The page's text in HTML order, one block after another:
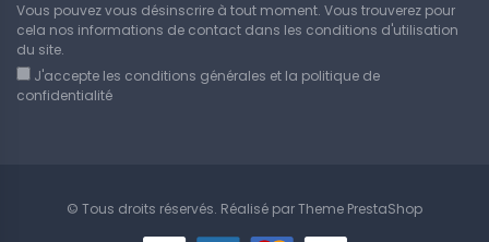
Vous pouvez vous désinscrire à tout moment. Vous trouverez pour
cela nos informations de contact dans les conditions d'utilisation
du site.
J'accepte les conditions générales et la politique de
confidentialité
© Tous droits réservés. Réalisé parTheme PrestaShop